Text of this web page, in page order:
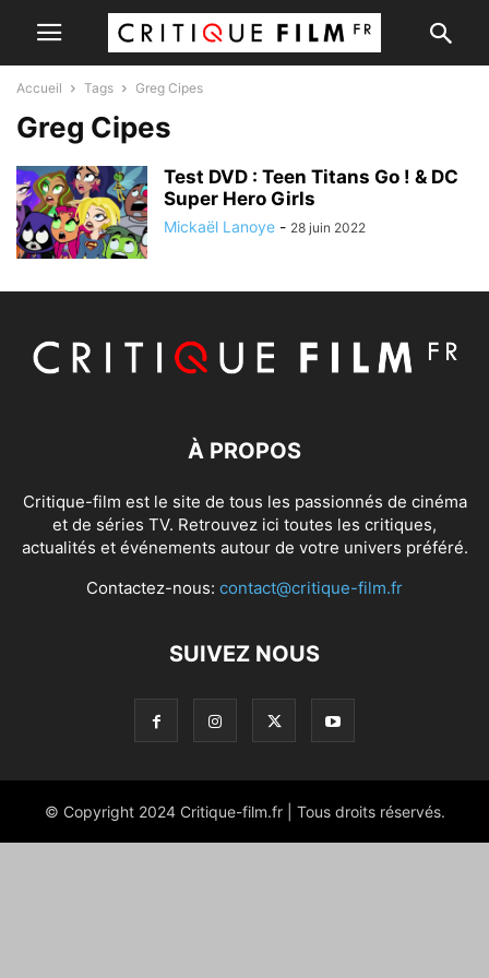
Accueil Tags Greg Cipes
Greg Cipes
Test DVD : Teen Titans Go ! & DC
Super Hero Girls
Mickaël Lanoye - 28 juin 2022
À PROPOS
Critique-film est le site de tous les passionnés de cinéma
et de séries TV. Retrouvez ici toutes les critiques,
actualités et événements autour de votre univers préféré.
Contactez-nous: contact@critique-film.fr
SUIVEZ NOUS
© Copyright 2024 Critique-film.fr | Tous droits réservés.